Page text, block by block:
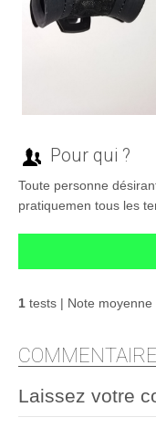
Pour qui ?
Toute personne
pratiquemen tous les
1 tests | Note moyenne
Laissez votre